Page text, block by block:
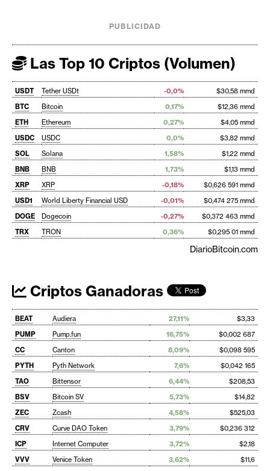
PUBLICIDAD
Las Top 10 Criptos (Volumen)
USDT Tether USDt -0,0%
$30,58 mmd
BTC
Bitcoin 0,17%
$12,36 mmd
ETH
Ethereum 0,27%
$4,05 mmd
USDC
USDC 0,0%
$3,82 mmd
SOL
Solana 1,58%
$1,22 mmd
BNB
BNB 1,73%
$1,13 mmd
XRP
XRP -0,18%
$0,626 591 mmd
USD1
World Liberty Financial USD -0,01%
$0,474 275 mmd
DOGE
Dogecoin -0,27%
$0,372 463 mmd
TRX
TRON 0,36% $0,295 01 mmd
DiarioBitcoin.com
Criptos Ganadoras
BEAT Audiera 27,11%
$3,33
PUMP
Pump.fun 16,75%
$0,002 687
CC
Canton 8,09%
$0,098 595
PYTH
Pyth Network 7,6%
$0,042 165
TAO
Bittensor 6,44%
$208,53
BSV
Bitcoin SV 5,73%
$14,82
ZEC
Zcash 4,58%
$525,03
CRV
Curve DAO Token 3,79%
$0,236 312
ICP
Internet Computer 3,72%
$2,18
VVV
Venice Token 3,62% $11,6